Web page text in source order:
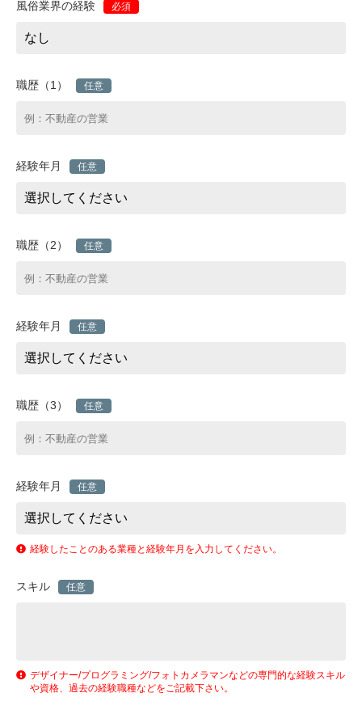
風俗業界の経験 必須
職歴（1） 任意
経験年月 任意
職歴（2） 任意
経験年月 任意
職歴（3） 任意
経験年月 任意
経験したことのある業種と経験年月を入力してください。
スキル 任意
デザイナー/プログラミング/フォトカメラマンなどの専門的な経験スキル
や資格、過去の経験職種などをご記載下さい。